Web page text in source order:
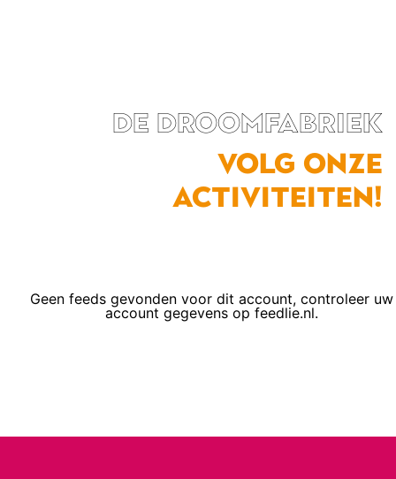
de droomfabriek
Volg onze
activiteiten!